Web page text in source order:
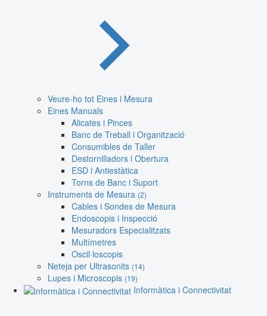
Veure-ho tot Eines i Mesura
Eines Manuals
Alicates i Pinces
Banc de Treball i Organització
Consumibles de Taller
Destornilladors i Obertura
ESD i Antiestàtica
Torns de Banc i Suport
Instruments de Mesura (2)
Cables i Sondes de Mesura
Endoscopis i Inspecció
Mesuradors Especialitzats
Multímetres
Oscil·loscopis
Neteja per Ultrasonits (14)
Lupes i Microscopis (19)
Informàtica i Connectivitat